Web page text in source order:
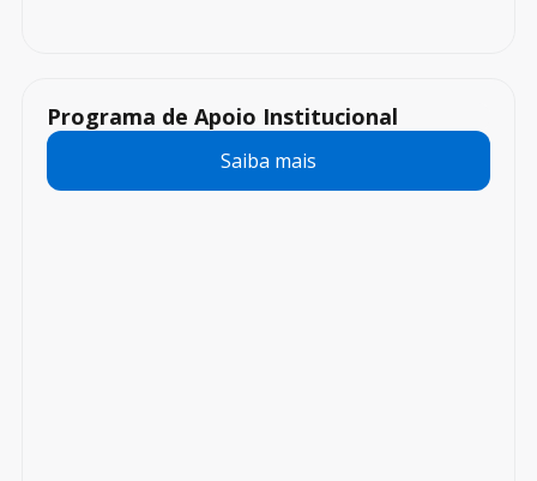
Programa de Apoio Institucional
Saiba mais